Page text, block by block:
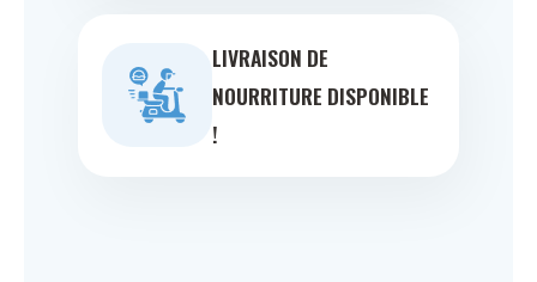
LIVRAISON DE
NOURRITURE DISPONIBLE
!